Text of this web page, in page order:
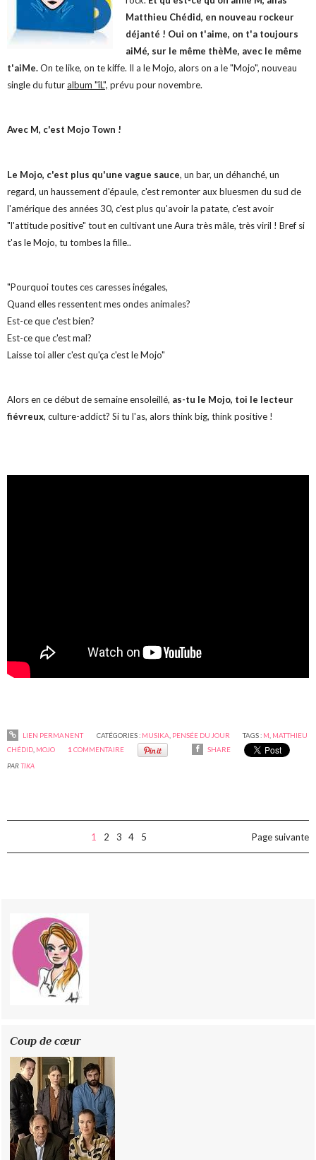
Matthieu Chédid, en nouveau rockeur
déjanté ! Oui on t'aime, on t'a toujours
aiMé, sur le même thèMe, avec le même
t'aiMe.On te like, on te kiffe. Il a le Mojo, alors on a le "Mojo", nouveau
single du futuralbum "îL", prévu pour novembre.
Avec M, c'est Mojo Town !
Le Mojo, c'est plus qu'une vague sauce, un bar, un déhanché, un
regard, un haussement d'épaule, c'est remonter aux bluesmen du sud de
l'amérique des années 30, c'est plus qu'avoir la patate, c'est avoir
"l'attitude positive" tout en cultivant une Aura très mâle, très viril ! Bref si
t'as le Mojo, tu tombes la fille..
"Pourquoi toutes ces caresses inégales,
Quand elles ressentent mes ondes animales?
Est-ce que c'est bien?
Est-ce que c'est mal?
Laisse toi aller c'est qu'ça c'est le Mojo"
Alors en ce début de semaine ensoleillé, as-tu le Mojo, toi le lecteur
fiévreux, culture-addict? Si tu l'as, alors think big, think positive !
LIEN PERMANENT CATÉGORIES : MUSIKA PENSÉE DU JOUR TAGS : M MATTHIEU
CHÉDID MOJO 1 COMMENTAIRE
SHARE
PARTIKA
1 2 3 4 5 Page suivante
Coup de cœur